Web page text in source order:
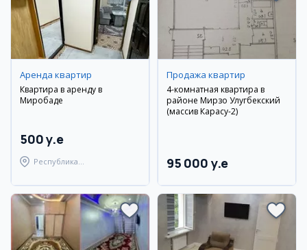
Аренда квартир
Квартира в аренду в
Миробаде
500 y.e
Республика
район
Продажа квартир
4-комнатная квартира в
районе Мирзо Улугбекский
(массив Карасу-2)
95 000 y.e